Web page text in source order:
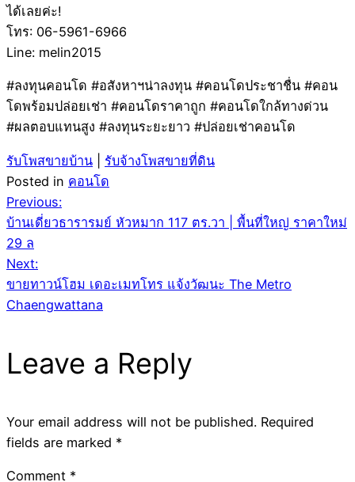
ได้เลยค่ะ!
โทร: 06-5961-6966
Line: melin2015
#ลงทุนคอนโด #อสังหาฯน่าลงทุน #คอนโดประชาชื่น #คอน
โดพร้อมปล่อยเช่า #คอนโดราคาถูก #คอนโดใกล้ทางด่วน
#ผลตอบแทนสูง #ลงทุนระยะยาว #ปล่อยเช่าคอนโด
รับโพสขายบ้าน
รับจ้างโพสขายที่ดิน
Posted in คอนโด
Post
navigation
Previous:
บ้านเดี่ยวธารารมย์ หัวหมาก 117 ตร.วา | พื้นที่ใหญ่ ราคาใหม่
29 ล
Next:
ขายทาวน์โฮม เดอะเมทโทร แจ้งวัฒนะ The Metro
Chaengwattana
Leave a Reply
Your email address will not be published. Required
fields are marked *
Comment *